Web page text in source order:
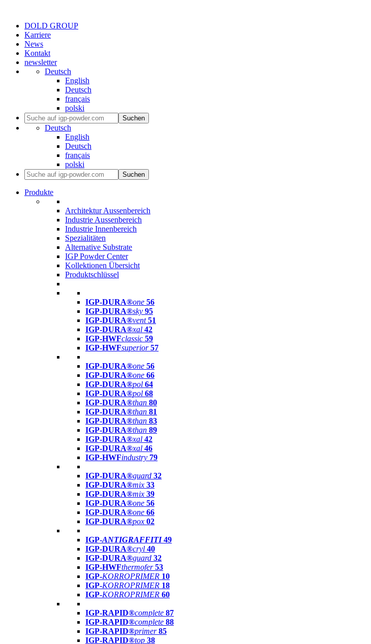
DOLD GROUP
Karriere
News
Kontakt
newsletter
Deutsch
English
Deutsch
français
polski
Suchen
Deutsch
English
Deutsch
français
polski
Suchen
Produkte
Architektur Aussenbereich
Industrie Aussenbereich
Industrie Innenbereich
Spezialitäten
Alternative Substrate
IGP Powder Center
Kollektionen Übersicht
Produktschlüssel
IGP-DURA®one 56
IGP-DURA®sky 95
IGP-DURA®vent 51
IGP-DURA®xal 42
IGP-HWFclassic 59
IGP-HWFsuperior 57
IGP-DURA®one 56
IGP-DURA®one 66
IGP-DURA®pol 64
IGP-DURA®pol 68
IGP-DURA®than 80
IGP-DURA®than 81
IGP-DURA®than 83
IGP-DURA®than 89
IGP-DURA®xal 42
IGP-DURA®xal 46
IGP-HWFindustry 79
IGP-DURA®guard 32
IGP-DURA®mix 33
IGP-DURA®mix 39
IGP-DURA®one 56
IGP-DURA®one 66
IGP-DURA®pox 02
IGP-ANTIGRAFFITI49
IGP-DURA®cryl 40
IGP-DURA®guard 32
IGP-HWFthermofer 53
IGP-KORROPRIMER 10
IGP-KORROPRIMER 18
IGP-KORROPRIMER 60
IGP-RAPID®complete 87
IGP-RAPID®complete 88
IGP-RAPID®primer 85
IGP-RAPID®top 38